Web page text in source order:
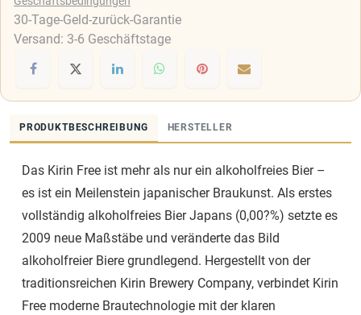
30-Tage-Geld-zurück-Garantie
Versand: 3-6 Geschäftstage
PRODUKTBESCHREIBUNG HERSTELLER
Das Kirin Free ist mehr als nur ein alkoholfreies Bier –
es ist ein Meilenstein japanischer Braukunst. Als erstes
vollständig alkoholfreies Bier Japans (0,00?%) setzte es
2009 neue Maßstäbe und veränderte das Bild
alkoholfreier Biere grundlegend. Hergestellt von der
traditionsreichen Kirin Brewery Company, verbindet Kirin
Free moderne Brautechnologie mit der klaren